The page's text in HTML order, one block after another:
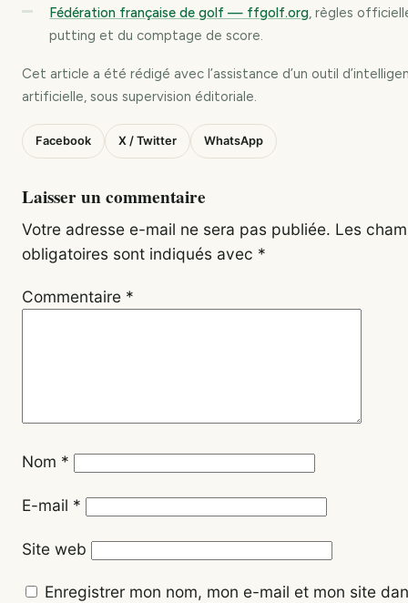
Fédération française de golf — ffgolf.org, règles
putting et du comptage de score.
Cet article a été rédigé avec l’assistance d’un outil
artificielle, sous supervision éditoriale.
Facebook X / Twitter WhatsApp
Laisser un commentaire
Votre adresse e-mail ne sera pas publiée. Les
obligatoires sont indiqués avec *
Commentaire *
Nom *
E-mail *
Site web
Enregistrer mon nom, mon e-mail et mon site